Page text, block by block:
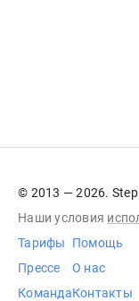
© 2013 — 2026.
Наши условия
Тарифы
Прессе
Команда
Помощь
О нас
Контакты